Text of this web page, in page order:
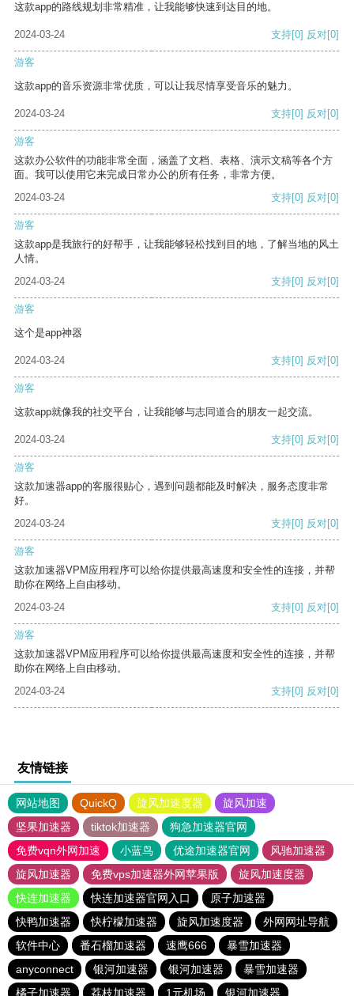
这款app的路线规划非常精准，让我能够快速到达目的地。
2024-03-24 支持[0] 反对[0]
游客
这款app的音乐资源非常优质，可以让我尽情享受音乐的魅力。
2024-03-24 支持[0] 反对[0]
游客
这款办公软件的功能非常全面，涵盖了文档、表格、演示文稿等各个方
面。我可以使用它来完成日常办公的所有任务，非常方便。
2024-03-24
支持[0] 反对[0]
游客
这款app是我旅行的好帮手，让我能够轻松找到目的地，了解当地的风土
人情。
2024-03-24
支持[0] 反对[0]
游客
这个是app神器
2024-03-24 支持[0] 反对[0]
游客
这款app就像我的社交平台，让我能够与志同道合的朋友一起交流。
2024-03-24 支持[0] 反对[0]
游客
这款加速器app的客服很贴心，遇到问题都能及时解决，服务态度非常
好。
2024-03-24
支持[0] 反对[0]
游客
这款加速器VPM应用程序可以给你提供最高速度和安全性的连接，并帮
助你在网络上自由移动。
2024-03-24
支持[0] 反对[0]
游客
这款加速器VPM应用程序可以给你提供最高速度和安全性的连接，并帮
助你在网络上自由移动。
2024-03-24
支持[0] 反对[0]
友情链接
网站地图 QuickQ 旋风加速度器
旋风加速
坚果加速器
tiktok加速器
狗急加速器官网
免费vqn外网加速
小蓝鸟 优途加速器官网
风驰加速器
旋风加速器
免费vps加速器外网苹果版
旋风加速度器
快连加速器
快连加速器官网入口
原子加速器
快鸭加速器
快柠檬加速器 旋风加速度器
外网网址导航
软件中心
番石榴加速器 速鹰666
暴雪加速器
anyconnect
银河加速器 银河加速器
暴雪加速器
橘子加速器
荔枝加速器 1元机场 银河加速器